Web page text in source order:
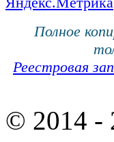
Полное
Реестровая
© 2014 -